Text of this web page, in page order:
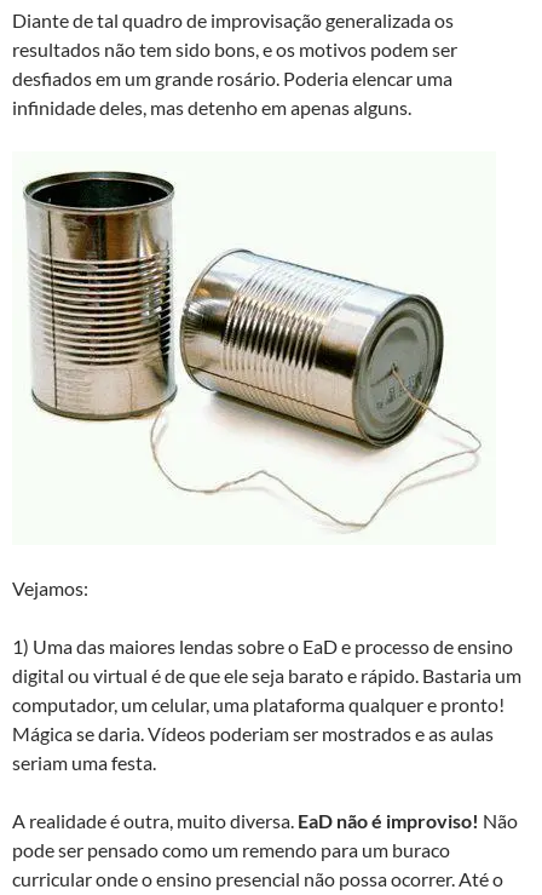
Diante de tal quadro de improvisação generalizada os
resultados não tem sido bons, e os motivos podem ser
desfiados em um grande rosário. Poderia elencar uma
infinidade deles, mas detenho em apenas alguns.
Vejamos:
1) Uma das maiores lendas sobre o EaD e processo de ensino
digital ou virtual é de que ele seja barato e rápido. Bastaria um
computador, um celular, uma plataforma qualquer e pronto!
Mágica se daria. Vídeos poderiam ser mostrados e as aulas
seriam uma festa.
A realidade é outra, muito diversa. EaD não é improviso! Não
pode ser pensado como um remendo para um buraco
curricular onde o ensino presencial não possa ocorrer. Até o